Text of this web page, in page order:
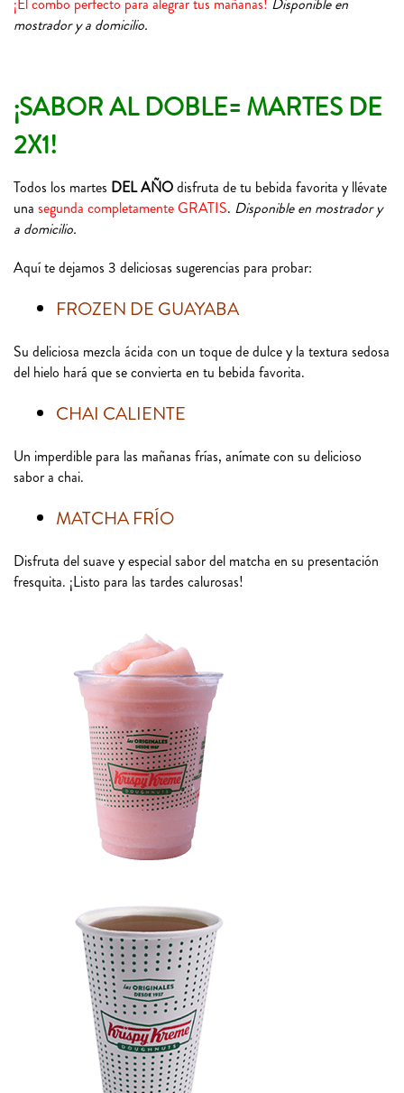
mostrador y a domicilio.
¡SABOR AL DOBLE= MARTES DE
2X1!
Todos los martes DEL AÑOdisfruta de tu bebida favorita y llévate
una segunda completamente GRATIS. Disponible en mostrador y
a domicilio.
Aquí te dejamos 3 deliciosas sugerencias para probar:
FROZEN DE GUAYABA
Su deliciosa mezcla ácida con un toque de dulce y la textura sedosa
del hielo hará que se convierta en tu bebida favorita.
CHAI CALIENTE
Un imperdible para las mañanas frías, anímate con su delicioso
sabor a chai.
MATCHA FRÍO
Disfruta del suave y especial sabor del matcha en su presentación
fresquita. ¡Listo para las tardes calurosas!